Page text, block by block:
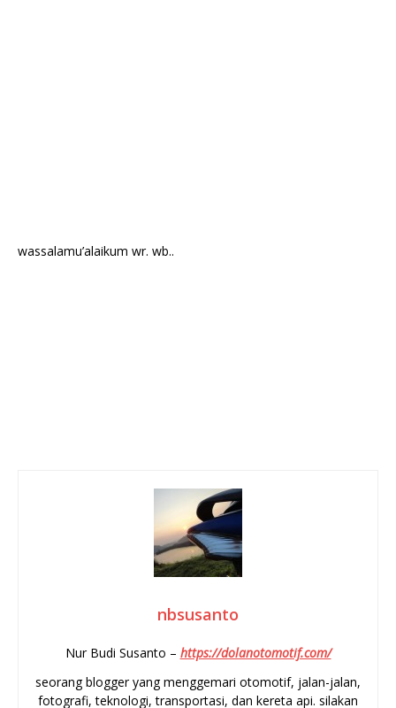
wassalamu’alaikum wr. wb..
nbsusanto
Nur Budi Susanto – https://dolanotomotif.com/
seorang blogger yang menggemari otomotif, jalan-jalan,
fotografi, teknologi, transportasi, dan kereta api. silakan